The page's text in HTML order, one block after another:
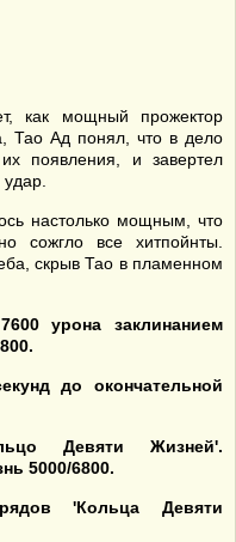
как мощный прожектор
Тао Ад понял, что в дело
появления, и завертел
настолько мощным, что
сожгло все хитпойнты.
скрыв Тао в пламенном
урона заклинанием
до окончательной
Девяти Жизней'.
5000/6800.
'Кольца Девяти